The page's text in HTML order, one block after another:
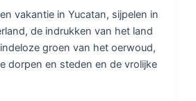
vakantie in Yucatan, sijpelen in
de indrukken van het land
groen van het oerwoud,
dorpen en steden en de vrolijke